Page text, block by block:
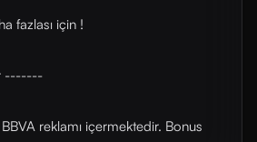
fazlası için !
-------
reklamı içermektedir. Bonus